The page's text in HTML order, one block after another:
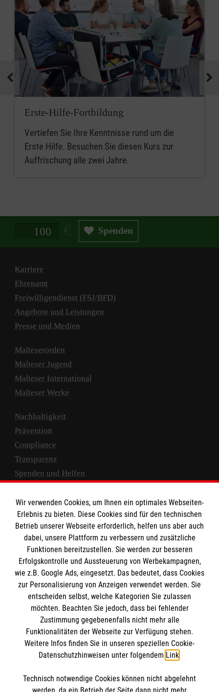
Erste-Hilfe-Fortbildung
Vertiefen Sie Ihre Kenntnisse rund um die
Erste Hilfe. Besuchen Sie diesen Kurs zur
Auffrischung alle zwei Jahre.
Spendenbetrag in Euro Spenden
Karriere
Ehrenamt
Freiwilligendienst (FSJ/BFD)
Angebote und Leistungen
Presse und Medien
Malteserorden
Malteser Jugend
Malteser International
Malteser Werke
Nachhaltigkeit
Prävention
Compliance
Transparenz
Spenden und Helfen
Empfänger: Malteser Hilfsdienst e.V.
IBAN: DE10 3706 0120 1201 2000 12
BIC: GENODED 1PA7
Newsletter abonnieren
Cookies verwalten|AGB|Impressum|Datenschutz
Wir verwenden Cookies, um Ihnen ein optimales Webseiten-
Erlebnis zu bieten. Diese Cookies sind für den technischen
Betrieb unserer Webseite erforderlich, helfen uns aber auch
dabei, unsere Plattform zu verbessern und zusätzliche
Funktionen bereitzustellen. Sie werden zur besseren
Erfolgskontrolle und Aussteuerung von Werbekampagnen,
wie z.B. Google Ads, eingesetzt. Das bedeutet, dass Cookies
zur Personalisierung von Anzeigen verwendet werden. Sie
entscheiden selbst, welche Kategorien Sie zulassen
möchten. Beachten Sie jedoch, dass bei fehlender
Zustimmung gegebenenfalls nicht mehr alle
Funktionalitäten der Webseite zur Verfügung stehen.
Weitere Infos finden Sie in unseren speziellen Cookie-
Datenschutzhinweisen unter folgendem Link.
Technisch notwendige Cookies können nicht abgelehnt